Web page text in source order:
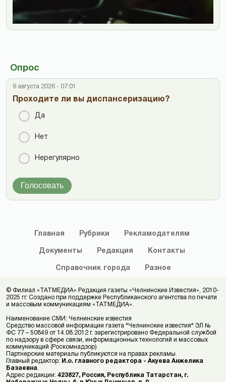
Опрос
9 августа 2026 - 07:01
Проходите ли вы диспансеризацию?
Да
Нет
Нерегулярно
Голосовать
Главная Рубрики Рекламодателям
Документы Редакция Контакты
Справочник города Разное
© Филиал «ТАТМЕДИА» Редакция газеты «Челнинские Известия», 2010-
2025 гг. Создано при поддержке Республиканского агентства по печати
и массовым коммуникациям «ТАТМЕДИА».
Наименование СМИ: Челнинские известия
Средство массовой информации газета "Челнинские известия" ЭЛ №
ФС 77 – 50849 от 14.08.2012 г. зарегистрировано Федеральной службой
по надзору в сфере связи, информационных технологий и массовых
коммуникаций (Роскомнадзор)
Партнерские материалы публикуются на правах рекламы.
Главный редактор: И.о. главного редактора - Акуева Анжелика
Базаевна
Адрес редакции: 423827, Россия, Республика Татарстан, г.